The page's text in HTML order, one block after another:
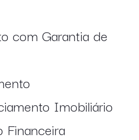
com Garantia de
Imobiliário
Financeira